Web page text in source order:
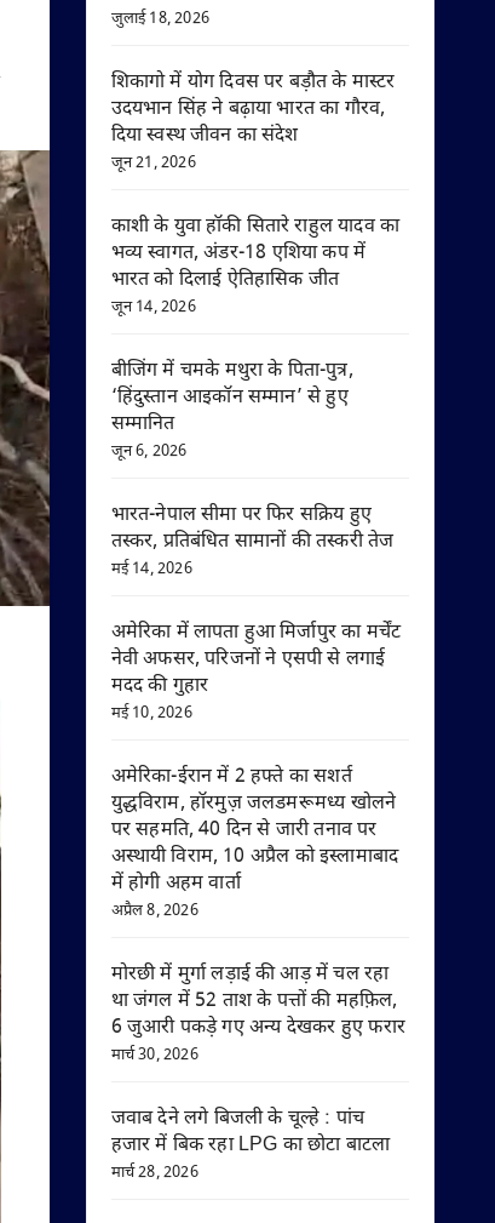
जुलाई 18, 2026
शिकागो में योग दिवस पर बड़ौत के मास्टर
उदयभान सिंह ने बढ़ाया भारत का गौरव,
दिया स्वस्थ जीवन का संदेश
जून 21, 2026
काशी के युवा हॉकी सितारे राहुल यादव का
भव्य स्वागत, अंडर-18 एशिया कप में
भारत को दिलाई ऐतिहासिक जीत
जून 14, 2026
बीजिंग में चमके मथुरा के पिता-पुत्र,
‘हिंदुस्तान आइकॉन सम्मान’ से हुए
सम्मानित
जून 6, 2026
भारत-नेपाल सीमा पर फिर सक्रिय हुए
तस्कर, प्रतिबंधित सामानों की तस्करी तेज
मई 14, 2026
अमेरिका में लापता हुआ मिर्जापुर का मर्चेंट
नेवी अफसर, परिजनों ने एसपी से लगाई
मदद की गुहार
मई 10, 2026
अमेरिका-ईरान में 2 हफ्ते का सशर्त
युद्धविराम, हॉरमुज़ जलडमरूमध्य खोलने
पर सहमति, 40 दिन से जारी तनाव पर
अस्थायी विराम, 10 अप्रैल को इस्लामाबाद
में होगी अहम वार्ता
अप्रैल 8, 2026
मोरछी में मुर्गा लड़ाई की आड़ में चल रहा
था जंगल में 52 ताश के पत्तों की महफ़िल,
6 जुआरी पकड़े गए अन्य देखकर हुए फरार
मार्च 30, 2026
जवाब देने लगे बिजली के चूल्हे : पांच
हजार में बिक रहा LPG का छोटा बाटला
मार्च 28, 2026